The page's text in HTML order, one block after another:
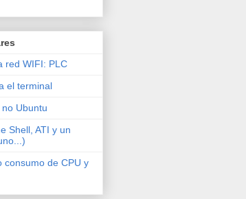
red WIFI: PLC
el terminal
Ubuntu
Shell, ATI y un
consumo de CPU y